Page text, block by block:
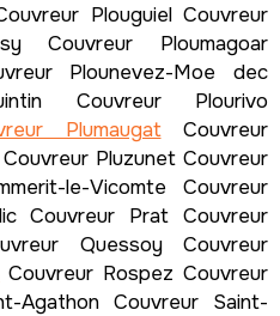
Plouguiel Couvreur
Couvreur Ploumagoar
Plounevez-Moe dec
Couvreur Plourivo
PlumaugatCouvreur
Pluzunet Couvreur
le-Vicomte Couvreur
Couvreur Prat Couvreur
Quessoy Couvreur
Couvreur Rospez Couvreur
Agathon Couvreur Saint-